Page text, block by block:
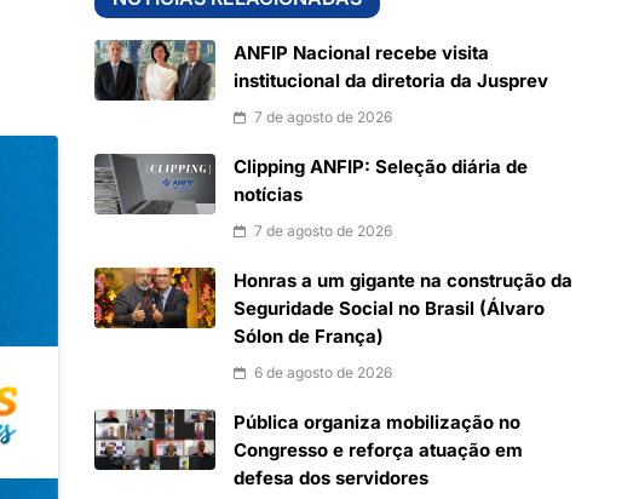
ANFIP Nacional recebe visita
institucional da diretoria da Jusprev
7 de agosto de 2026
Clipping ANFIP: Seleção diária de
notícias
7 de agosto de 2026
Honras a um gigante na construção da
Seguridade Social no Brasil (Álvaro
Sólon de França)
6 de agosto de 2026
Pública organiza mobilização no
Congresso e reforça atuação em
defesa dos servidores